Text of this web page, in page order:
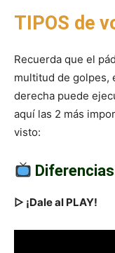
TIPOS de
Recuerda que el
multitud de golpes,
derecha puede
aquí las 2 más
visto:
▷ ¡Dale al PLAY!